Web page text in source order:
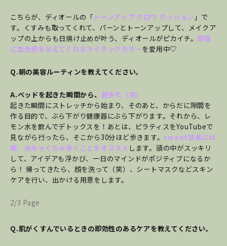
こちらが、ディオールの「 トーンアップ グロウ クッション 」で
す。くすみも取ってくれて、パーンとトーンアップして、メイクア
ップの上からも日焼け止めが叶う、ディオールがピカイチ。即座
に血色感を与えてくれるライラックカラ－を愛用中♡
Q.朝の美容ルーティンを教えてください。
A.ベッドを起きた瞬間から、 超多忙（笑）
起きた瞬間にストレッチから始まり、そのあと、からだに隙間を
作る目的で、ぶら下がり健康器にぶら下がります。それから、レ
モン水を飲んでデトックスを！あとは、ピラティスをYouTubeで
見ながら行ったら、そこから30分ほど歩きます。 sweet読者には
朝、めちゃくちゃ歩くことをオススメ します。頭の中がスッキリ
して、アイデアも浮かび、一日のマインドがポジティブになるか
ら！ 帰ってきたら、顔を洗って（笑）、シートマスクなどスキン
ケアを行い、出かける用意をします。
2/3 Page
Q.肌がくすんでいるときの即効性のあるケアを教えてください。